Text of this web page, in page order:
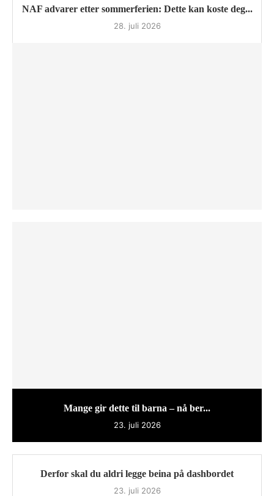
NAF advarer etter sommerferien: Dette kan koste deg...
28. juli 2026
Mange gir dette til barna – nå ber...
23. juli 2026
Derfor skal du aldri legge beina på dashbordet
23. juli 2026